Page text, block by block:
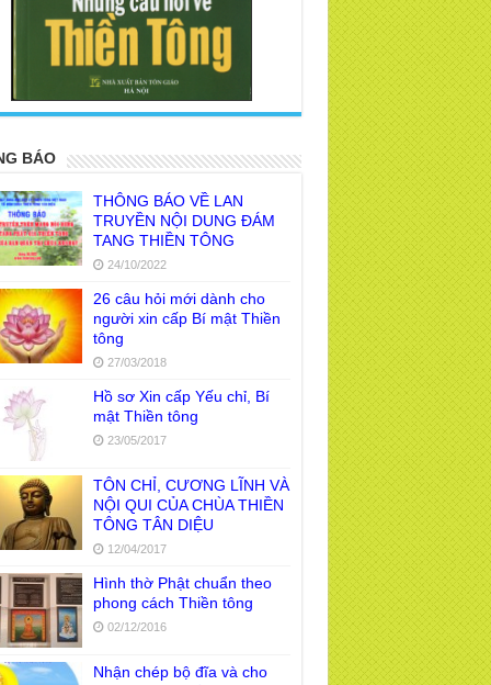
BÁO
THÔNG BÁO VỀ LAN
TRUYỀN NỘI DUNG ĐÁM
TANG THIỀN TÔNG
24/10/2022
26 câu hỏi mới dành cho
người xin cấp Bí mật Thiền
tông
27/03/2018
Hồ sơ Xin cấp Yếu chỉ, Bí
mật Thiền tông
23/05/2017
TÔN CHỈ, CƯƠNG LĨNH VÀ
NỘI QUI CỦA CHÙA THIỀN
TÔNG TÂN DIỆU
12/04/2017
Hình thờ Phật chuẩn theo
phong cách Thiền tông
02/12/2016
Nhận chép bộ đĩa và cho